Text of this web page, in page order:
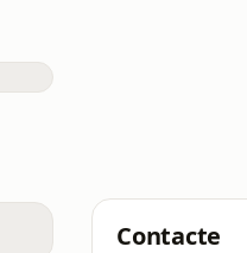
Contacte